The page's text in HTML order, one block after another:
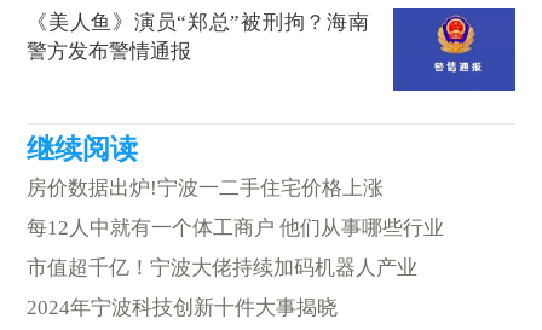
《美人鱼》演员“郑总”被刑拘？海南
警方发布警情通报
房价数据出炉!宁波一二手住宅价格上涨
每12人中就有一个体工商户 他们从事哪些行业
市值超千亿！宁波大佬持续加码机器人产业
2024年宁波科技创新十件大事揭晓